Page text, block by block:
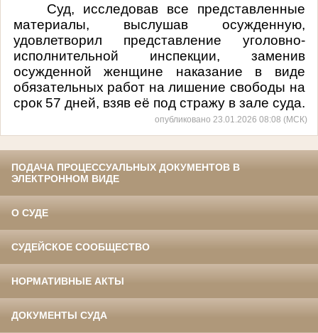
Суд, исследовав все представленные
материалы, выслушав осужденную,
удовлетворил представление уголовно-
исполнительной инспекции, заменив
осужденной женщине наказание в виде
обязательных работ налишение свободы на
срок 57 дней, взяв её под стражу в зале суда.
опубликовано 23.01.2026 08:08 (МСК)
ПОДАЧА ПРОЦЕССУАЛЬНЫХ ДОКУМЕНТОВ В
ЭЛЕКТРОННОМ ВИДЕ
О СУДЕ
СУДЕЙСКОЕ СООБЩЕСТВО
НОРМАТИВНЫЕ АКТЫ
ДОКУМЕНТЫ СУДА